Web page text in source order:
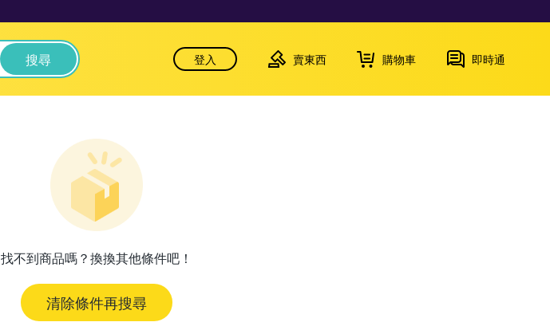
搜尋 登入 賣東西 購物車 即時通
找不到商品嗎？換換其他條件吧！
清除條件再搜尋